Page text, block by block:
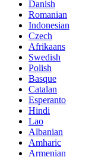
Danish
Romanian
Indonesian
Czech
Afrikaans
Swedish
Polish
Basque
Catalan
Esperanto
Hindi
Lao
Albanian
Amharic
Armenian